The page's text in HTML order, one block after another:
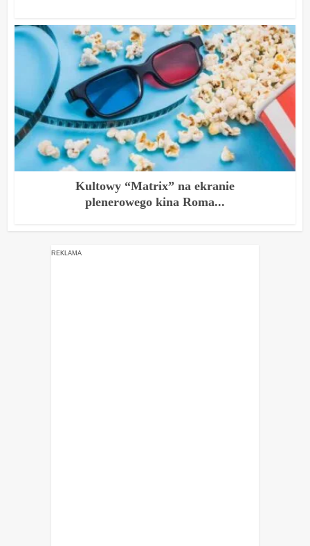
Kultowy “Matrix” na ekranie
plenerowego kina Roma...
REKLAMA